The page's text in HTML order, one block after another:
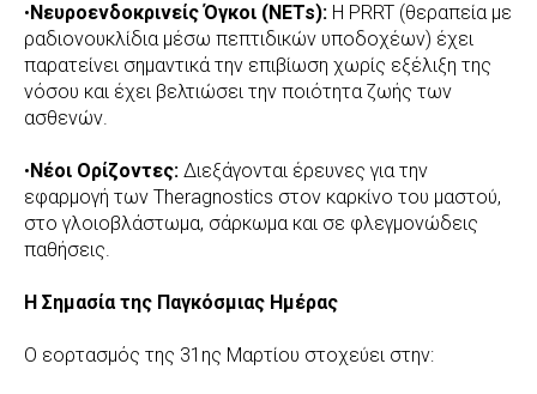
•Νευροενδοκρινείς Όγκοι (NETs): Η PRRT (θεραπεία με
ραδιονουκλίδια μέσω πεπτιδικών υποδοχέων) έχει
παρατείνει σημαντικά την επιβίωση χωρίς εξέλιξη της
νόσου και έχει βελτιώσει την ποιότητα ζωής των
ασθενών.
•Νέοι Ορίζοντες: Διεξάγονται έρευνες για την
εφαρμογή των Theragnostics στον καρκίνο του μαστού,
στο γλοιοβλάστωμα, σάρκωμα και σε φλεγμονώδεις
παθήσεις.
Η Σημασία της Παγκόσμιας Ημέρας
Ο εορτασμός της 31ης Μαρτίου στοχεύει στην: